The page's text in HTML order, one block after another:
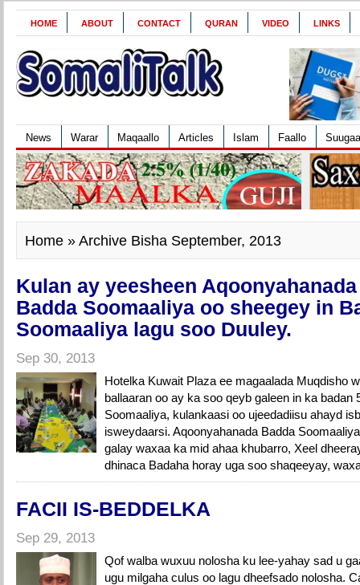
HOME ABOUT CONTACT QURAN VIDEO LINKS
News Warar Maqaallo Articles Islam Faallo
Home » Archive Bisha September, 2013
Kulan ay yeesheen
Badda Soomaaliya oo sheegey in
Soomaaliya lagu soo Duuley.
Sep 30, 2013
Hotelka Kuwait Plaza ee magaalada Muqdisho
ballaaran oo ay ka soo qeyb galeen in ka badan
Soomaaliya, kulankaasi oo ujeedadiisu ahayd
isweydaarsi. Aqoonyahanada Badda
galay waxaa ka mid ahaa khubarro, Xeel
dhinaca Badaha horay uga soo shaqeeyay,
FACII IS-BEDDELKA
Sep 29, 2013
Qof walba wuxuu nolosha ku lee-yahay sad u
ugu milgaha culus oo lagu dheefsado nolosha.